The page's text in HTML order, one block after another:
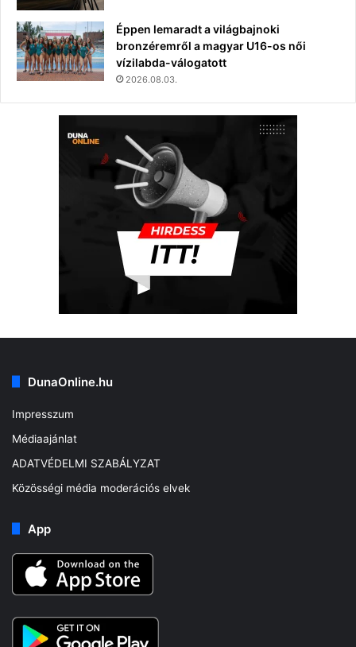
Éppen lemaradt a világbajnoki
bronzéremről a magyar U16-os női
vízilabda-válogatott
2026.08.03.
DunaOnline.hu
Impresszum
Médiaajánlat
ADATVÉDELMI SZABÁLYZAT
Közösségi média moderációs elvek
App